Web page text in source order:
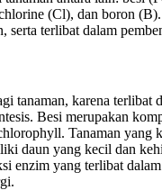
(Cl), dan boron
serta terlibat dalam
tanaman, karena terlibat
Besi merupakan
Tanaman yang
daun yang kecil dan
enzim yang terlibat